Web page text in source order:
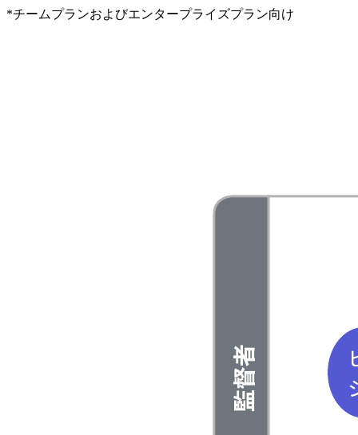
*チームプランおよびエンタープライズプラン向け